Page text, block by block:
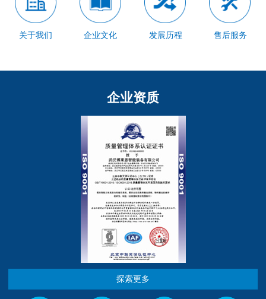
关于我们 企业文化 发展历程 售后服务
企业资质
探索更多